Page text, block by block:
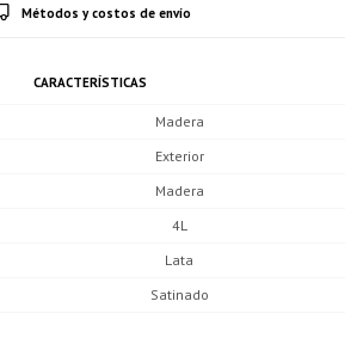
Métodos y costos de envío
CARACTERÍSTICAS
Madera
Exterior
Madera
4L
Lata
Satinado